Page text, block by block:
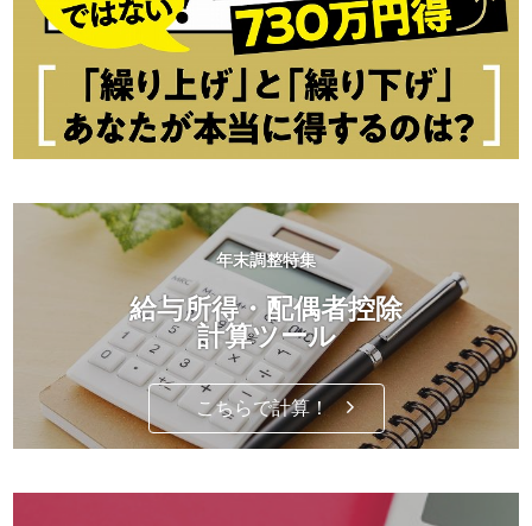
年末調整特集
給与所得・配偶者控除
計算ツール
こちらで計算！